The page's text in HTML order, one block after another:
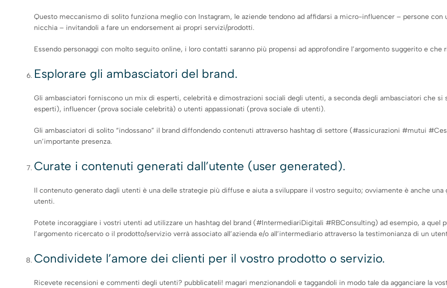
Questo meccanismo di solito funziona meglio con Instagram, le aziende tendono ad affidarsi a micro-influencer – persone
nicchia – invitandoli a fare un endorsement ai propri servizi/prodotti.
Essendo personaggi con molto seguito online, i loro contatti saranno più propensi ad approfondire l’argomento suggerito e che
Esplorare gli ambasciatori del brand.
Gli ambasciatori forniscono un mix di esperti, celebrità e dimostrazioni sociali degli utenti, a seconda degli ambasciatori che si
esperti), influencer (prova sociale celebrità) o utenti appassionati (prova sociale di utenti).
Gli ambasciatori di solito “indossano” il brand diffondendo contenuti attraverso hashtag di settore (#assicurazioni #mutui
un’importante presenza.
Curate i contenuti generati dall’utente (user generated).
Il contenuto generato dagli utenti è una delle strategie più diffuse e aiuta a sviluppare il vostro seguito; ovviamente è anche
utenti.
Potete incoraggiare i vostri utenti ad utilizzare un hashtag del brand (#IntermediariDigitali #RBConsulting) ad esempio, a quel
l’argomento ricercato o il prodotto/servizio verrà associato all’azienda e/o all’intermediario attraverso la testimonianza di un
Condividete l’amore dei clienti per il vostro prodotto o servizio.
Ricevete recensioni e commenti degli utenti? pubblicateli! magari menzionandoli e taggandoli in modo tale da agganciare la